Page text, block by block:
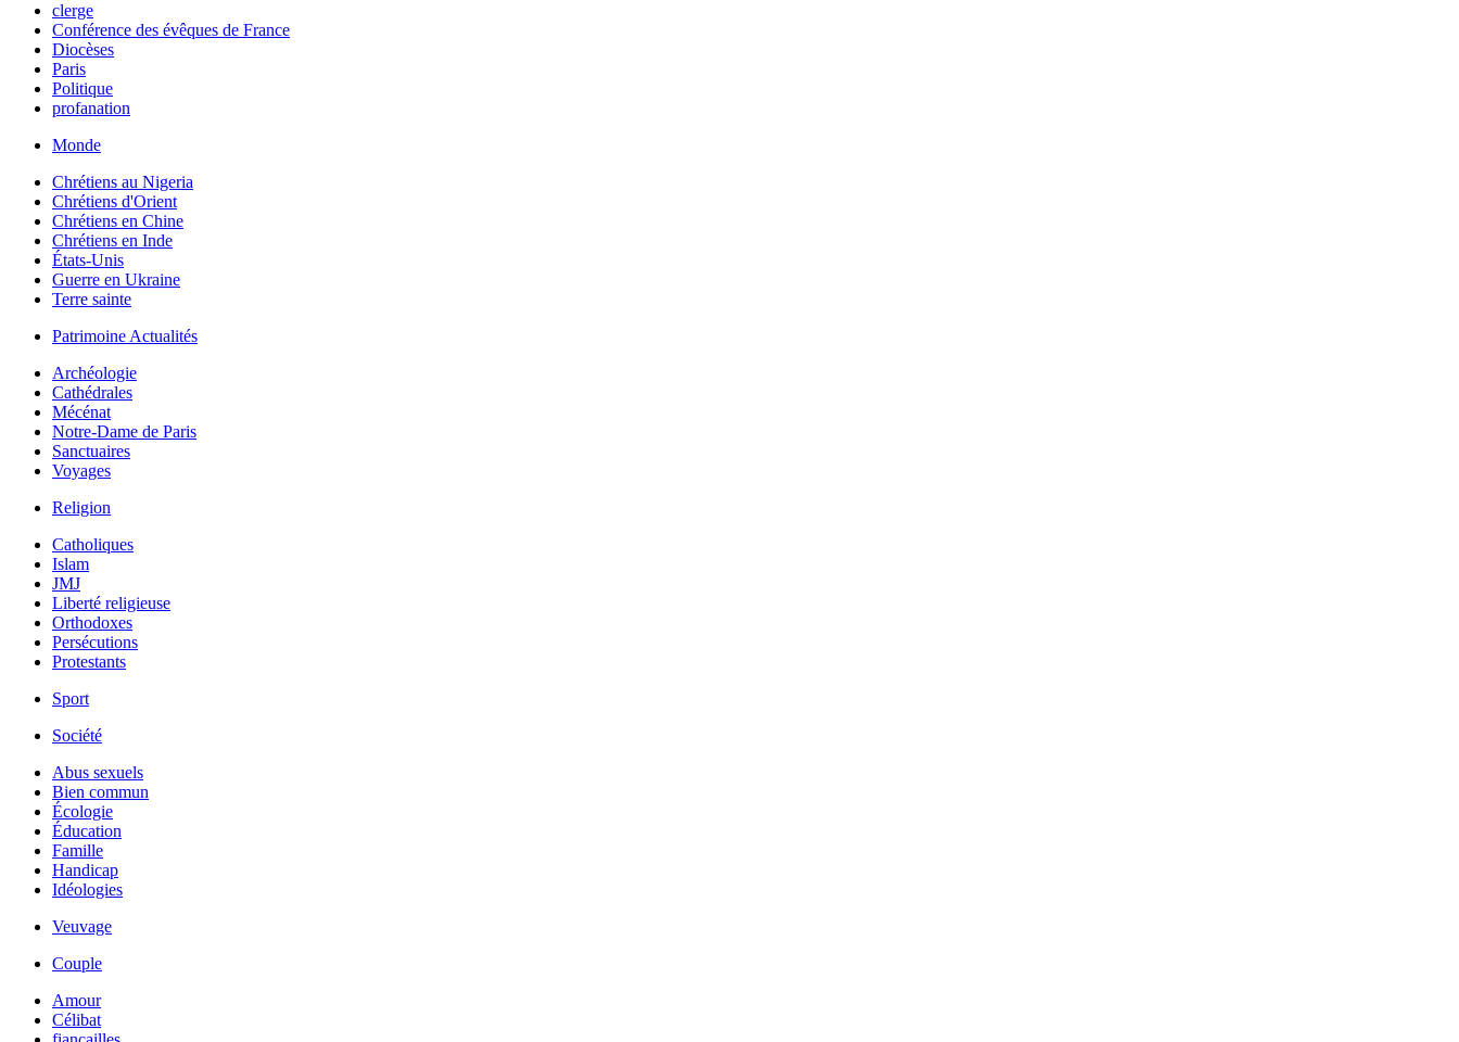
clerge
Conférence des évêques de France
Diocèses
Paris
Politique
profanation
Monde
Chrétiens au Nigeria
Chrétiens d'Orient
Chrétiens en Chine
Chrétiens en Inde
États-Unis
Guerre en Ukraine
Terre sainte
Patrimoine Actualités
Archéologie
Cathédrales
Mécénat
Notre-Dame de Paris
Sanctuaires
Voyages
Religion
Catholiques
Islam
JMJ
Liberté religieuse
Orthodoxes
Persécutions
Protestants
Sport
Société
Abus sexuels
Bien commun
Écologie
Éducation
Famille
Handicap
Idéologies
Veuvage
Couple
Amour
Célibat